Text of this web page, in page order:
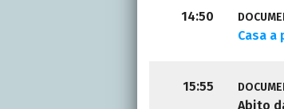
14:50
Casa a
15:55
Abito